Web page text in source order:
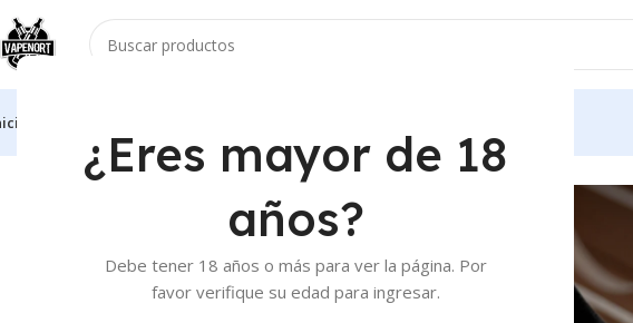
¿Eres mayor de 18
años?
Debe tener 18 años o más para ver la página. Por
favor verifique su edad para ingresar.
E-Liquids Sales de Nicotina Sales De Nicotina Shibumi Wabi Sabi